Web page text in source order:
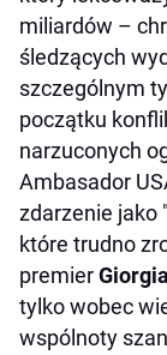
miliardów –
śledzących
szczególnym
początku
narzuconych
Ambasador
zdarzenie jako
które trudno
premier
tylko wobec
wspólnoty